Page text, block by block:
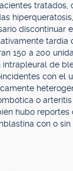
tratados,
discontinuar
tardía
150 a 200
de
con el
o
hubo
con o